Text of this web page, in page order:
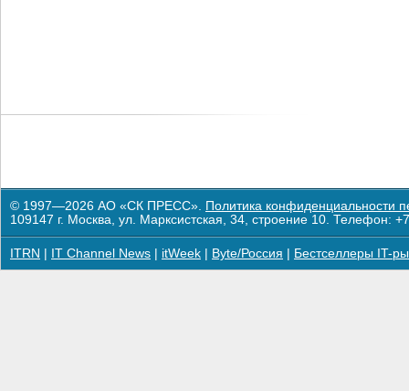
© 1997—2026 АО «СК ПРЕСС». Политика конфиденциальности
109147 г. Москва, ул. Марксистская, 34, строение 10. Телефон:
ITRN IT Channel News itWeek Byte/Россия Бестселлеры IT-